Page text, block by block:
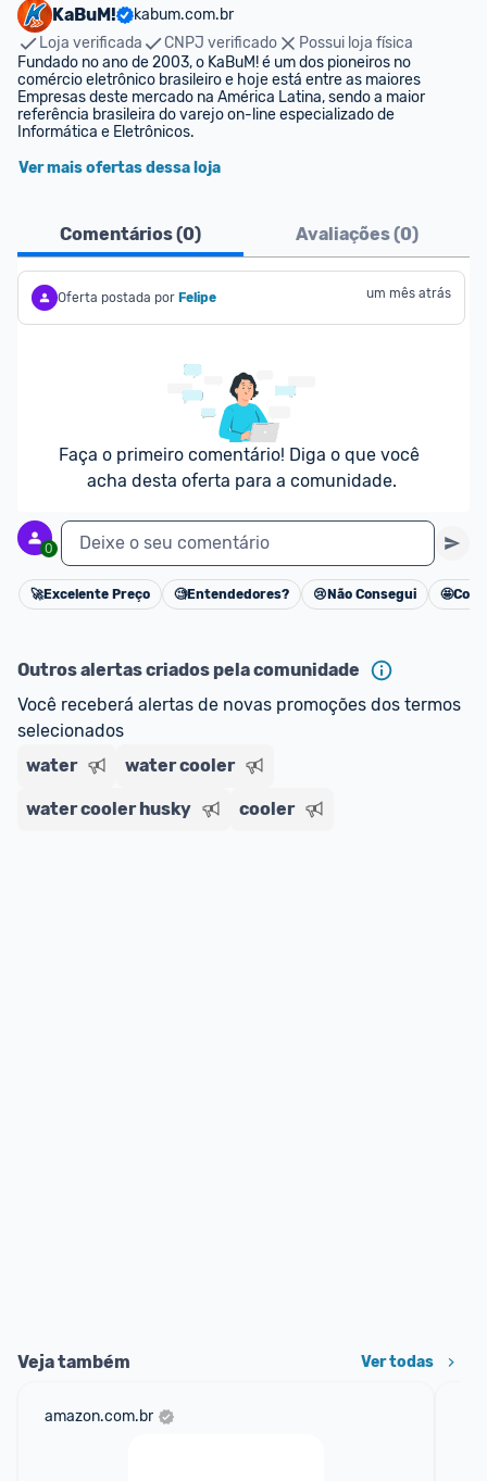
KaBuM!
kabum.com.br
Loja verificada
CNPJ verificado
Possui loja física
Fundado no ano de 2003, o KaBuM! é um dos pioneiros no
comércio eletrônico brasileiro e hoje está entre as maiores
Empresas deste mercado na América Latina, sendo a maior
referência brasileira do varejo on-line especializado de
Informática e Eletrônicos.
Ver mais ofertas dessa loja
Comentários (0) Avaliações (0)
Oferta postada por Felipe um mês atrás
Faça o primeiro comentário! Diga o que você
acha desta oferta para a comunidade.
0 Deixe o seu comentário
Cancelar
🚀Excelente Preço 🧐Entendedores? 😢 Não Consegui 🤩
Outros alertas criados pela comunidade
Você receberá alertas de novas promoções dos termos
selecionados
water
water cooler
water cooler husky cooler
Veja também Ver todas
amazon.com.br